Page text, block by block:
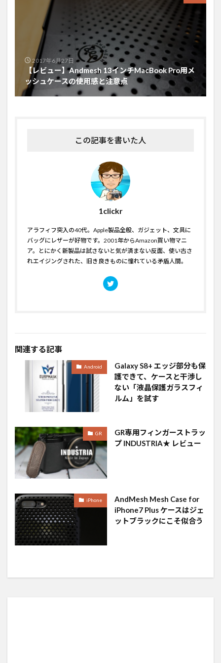
2017年6月27日
【レビュー】Andmesh 13インチMacBook Pro用メ
ッシュケースの使用感と注意点
この記事を書いた人
1clickr
アラフィフ突入の40代。Apple製品全般、ガジェット、文具に
バッグにレザーが好物です。2001年からAmazon買い物マニ
ア。とにかく新製品は試さないと気が済まない反面、使い古さ
れエイジングされた、旧き良きものに憧れている矛盾人間。
関連する記事
Android
Galaxy S8+ エッジ部分も保
護できて、ケースと干渉し
ない「液晶保護ガラスフィ
ルム」を試す
GR
GR専用フィンガーストラッ
プ INDUSTRIA★ レビュー
iPhone
AndMesh Mesh Case for
iPhone7 Plus ケースはジェ
ットブラックにこそ似合う